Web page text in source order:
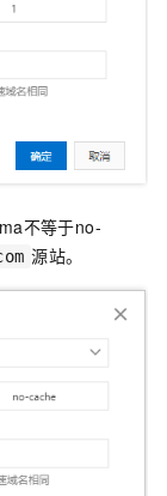
不等于no-
源站。